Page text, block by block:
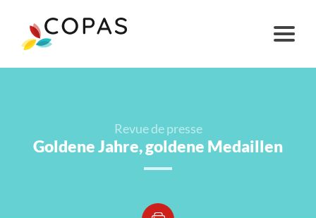
Revue de presse
Goldene Jahre, goldene Medaillen